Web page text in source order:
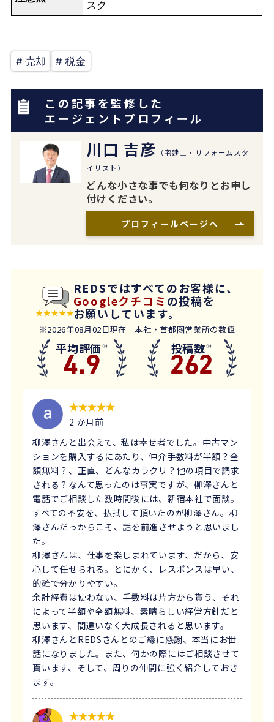
スク
# 売却 # 税金
この記事を監修した
エージェントプロフィール
川口 吉彦
（宅建士・リフォームスタ
イリスト）
どんな小さな事でも何なりとお申し
付けください。
プロフィールページへ
REDSではすべてのお客様に、
Googleクチコミ の投稿を
お願いしています。
※2026年08月02日現在 本社・首都圏営業所の数値
平均評価※
4.9 投稿数※
262
2 か月前
柳澤さんと出会えて、私は幸せ者でした。中古マン
ションを購入するにあたり、仲介手数料が半額？全
額無料？、正直、どんなカラクリ？他の項目で請求
される？なんて思ったのは事実ですが、柳澤さんと
電話でご相談した数時間後には、新宿本社で面談。
すべての不安を、払拭して頂いたのが柳澤さん。柳
澤さんだっからこそ、話を前進させようと思いまし
た。
柳澤さんは、仕事を楽しまれています、だから、安
心して任せられる。とにかく、レスポンスは早い、
的確で分かりやすい。
余計経費は使わない、手数料は片方から貰う、それ
によって半額や全額無料、素晴らしい経営方針だと
思います、間違いなく大成長されると思います。
柳澤さんとREDSさんとのご縁に感謝、本当にお世
話になりました。また、何かの際にはご相談させて
貰います、そして、周りの仲間に強く紹介しておき
ます。